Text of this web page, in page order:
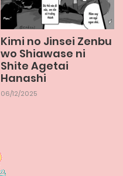
Kimi no Jinsei Zenbu
wo Shiawase ni
Shite Agetai
Hanashi
06/12/2025